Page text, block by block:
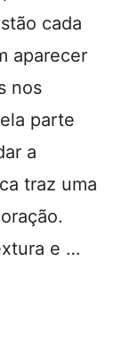
cada
aparecer
nos
parte
a
traz uma
e …